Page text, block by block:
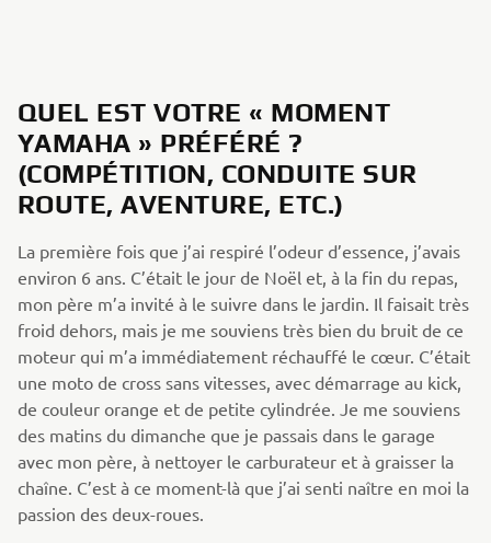
QUEL EST VOTRE « MOMENT
YAMAHA » PRÉFÉRÉ ?
(COMPÉTITION, CONDUITE SUR
ROUTE, AVENTURE, ETC.)
La première fois que j’ai respiré l’odeur d’essence, j’avais
environ 6 ans. C’était le jour de Noël et, à la fin du repas,
mon père m’a invité à le suivre dans le jardin. Il faisait très
froid dehors, mais je me souviens très bien du bruit de ce
moteur qui m’a immédiatement réchauffé le cœur. C’était
une moto de cross sans vitesses, avec démarrage au kick,
de couleur orange et de petite cylindrée. Je me souviens
des matins du dimanche que je passais dans le garage
avec mon père, à nettoyer le carburateur et à graisser la
chaîne. C’est à ce moment-là que j’ai senti naître en moi la
passion des deux-roues.